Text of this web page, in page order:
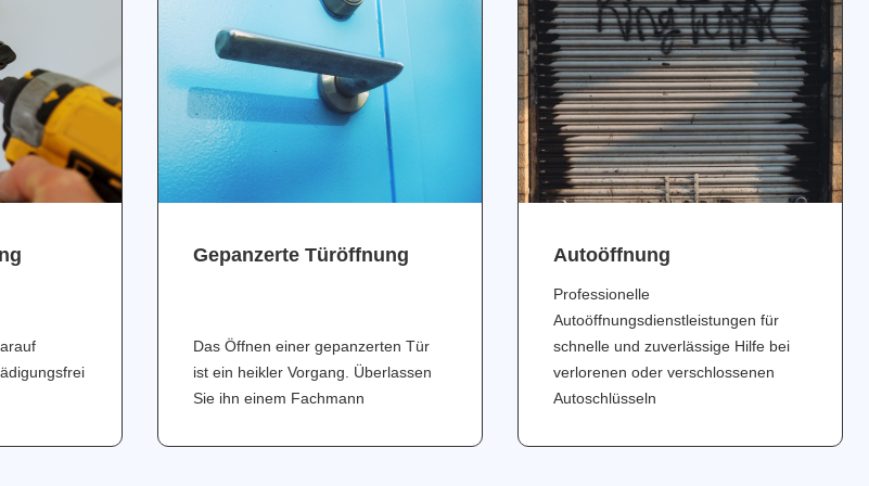
Gepanzerte Türöffnung
Das Öffnen einer gepanzerten Tür
ist ein heikler Vorgang. Überlassen
Sie ihn einem Fachmann
Аutoöffnung
Professionelle
Autoöffnungsdienstleistungen für
schnelle und zuverlässige Hilfe bei
verlorenen oder verschlossenen
Autoschlüsseln